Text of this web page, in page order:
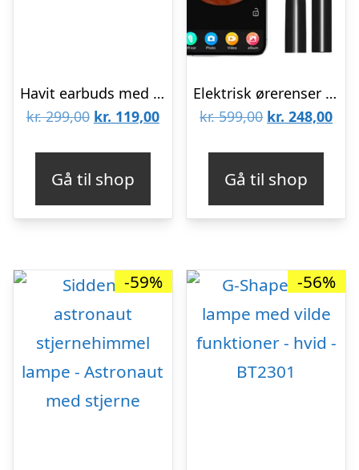
Havit earbuds med opladningsetui – Tw916 TWS – Sort
kr.299,00 Den
var:
kr. 299,00.
kr. 119,00Den
kr. 119,00.
Gå til shop
Elektrisk ørerenser med kamera – Sort
kr.599,00 Den
var:
kr. 599,00.
kr. 248,00Den
kr.
Gå til shop
-59% -56%